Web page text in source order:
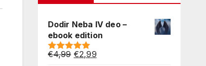
Dodir Neba IV deo –
ebook edition
Rated5.00
€4,99 Original
€2,99Current